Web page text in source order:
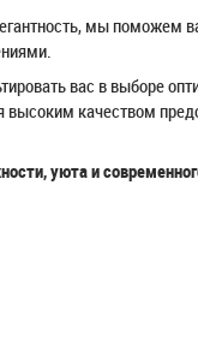
мы поможем
вас в выборе
качеством
уюта и